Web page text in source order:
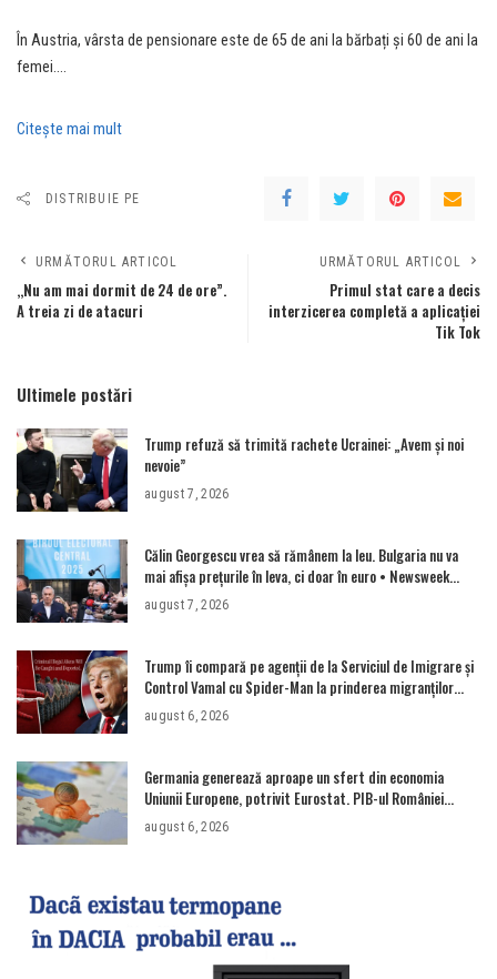
În Austria, vârsta de pensionare este de 65 de ani la bărbați și 60 de ani la
femei….
Citeşte mai mult
DISTRIBUIE PE
URMĂTORUL ARTICOL
,,Nu am mai dormit de 24 de ore”.
A treia zi de atacuri
URMĂTORUL ARTICOL
Primul stat care a decis
interzicerea completă a aplicației
Tik Tok
Ultimele postări
Trump refuză să trimită rachete Ucrainei: „Avem și noi
nevoie”
august 7, 2026
Călin Georgescu vrea să rămânem la leu. Bulgaria nu va
mai afișa prețurile în leva, ci doar în euro • Newsweek
România
august 7, 2026
Trump îi compară pe agenții de la Serviciul de Imigrare și
Control Vamal cu Spider-Man la prinderea migranților
ilegali și a infractorilor
august 6, 2026
Germania generează aproape un sfert din economia
Uniunii Europene, potrivit Eurostat. PIB-ul României
ajunge la 380 de miliarde de euro
august 6, 2026